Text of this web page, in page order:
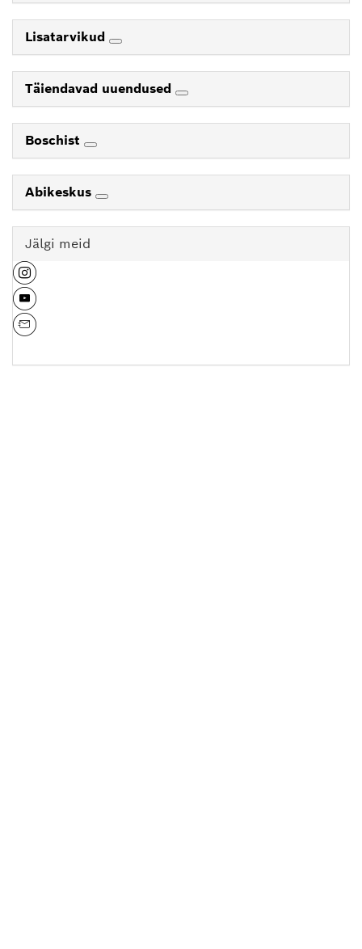
Lisatarvikud
Täiendavad uuendused
Boschist
Abikeskus
Jälgi meid